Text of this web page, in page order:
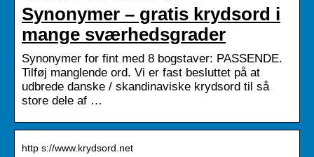
Synonymer – gratis krydsord i
mange sværhedsgrader
Synonymer for fint med 8 bogstaver: PASSENDE.
Tilføj manglende ord. Vi er fast besluttet på at
udbrede danske / skandinaviske krydsord til så
store dele af …
http s://www.krydsord.net